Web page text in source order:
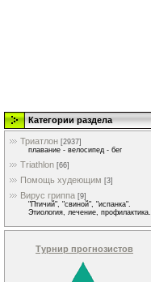
Категории раздела
Триатлон [2937]
плавание - велосипед - бег
Triathlon [66]
Помощь худеющим [3]
Вирус гриппа [9]
"Птичий", "свиной", "испанка".
Этиология, лечение, профилактика.
Турнир прогнозистов